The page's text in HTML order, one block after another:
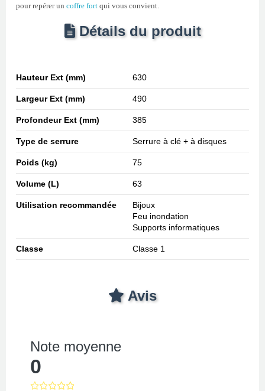
pour repérer un coffre fort qui vous convient.
Détails du produit
Hauteur Ext (mm) 630
Largeur Ext (mm) 490
Profondeur Ext (mm) 385
Type de serrure Serrure à clé + à disques
Poids (kg) 75
Volume (L) 63
Utilisation recommandée
Bijoux
Feu inondation
Supports informatiques
Classe Classe 1
Avis
Note moyenne
0